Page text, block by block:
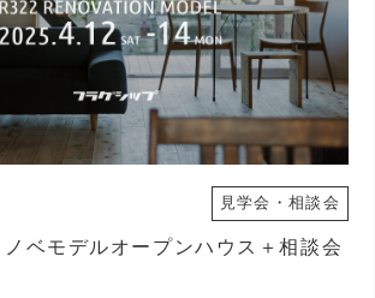
見学会・相談会
ノベモデルオープンハウス＋相談会